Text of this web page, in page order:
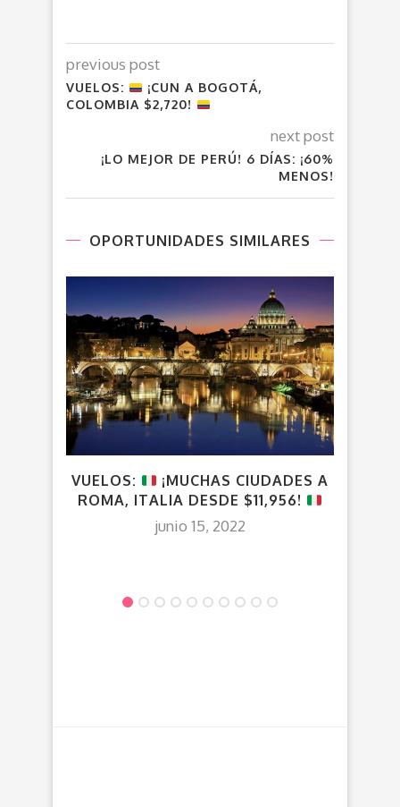
previous post
VUELOS:
¡CUN A BOGOTÁ,
COLOMBIA $2,720!
next post
¡LO MEJOR DE PERÚ! 6 DÍAS: ¡60%
MENOS!
OPORTUNIDADES SIMILARES
VUELOS:
¡MUCHAS CIUDADES A
ROMA, ITALIA DESDE $11,956!
junio 15, 2022